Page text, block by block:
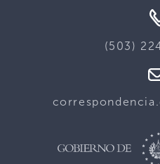
(503)